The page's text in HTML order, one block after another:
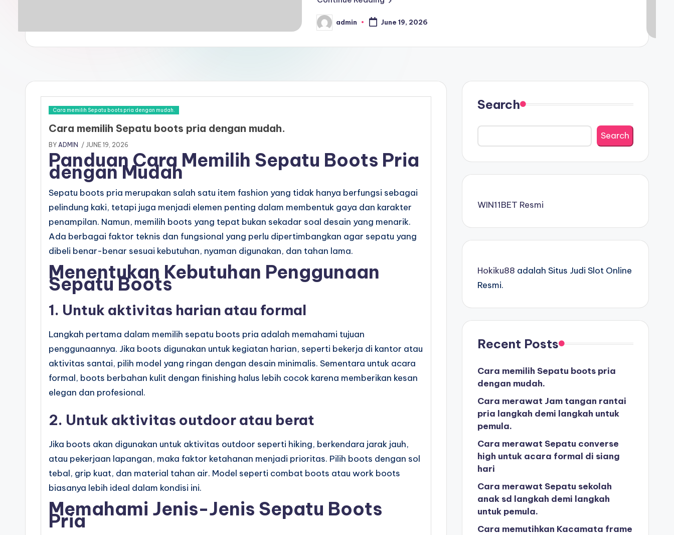
Posted
by
admin June 19, 2026
Cara memilih Sepatu boots pria dengan mudah.
Cara memilih Sepatu boots pria dengan mudah.
BY ADMIN / JUNE 19, 2026
Panduan Cara Memilih Sepatu Boots Pria
dengan Mudah
Sepatu boots pria merupakan salah satu item fashion yang tidak hanya berfungsi sebagai
pelindung kaki, tetapi juga menjadi elemen penting dalam membentuk gaya dan karakter
penampilan. Namun, memilih boots yang tepat bukan sekadar soal desain yang menarik.
Ada berbagai faktor teknis dan fungsional yang perlu dipertimbangkan agar sepatu yang
dibeli benar-benar sesuai kebutuhan, nyaman digunakan, dan tahan lama.
Menentukan Kebutuhan Penggunaan
Sepatu Boots
1. Untuk aktivitas harian atau formal
Langkah pertama dalam memilih sepatu boots pria adalah memahami tujuan
penggunaannya. Jika boots digunakan untuk kegiatan harian, seperti bekerja di kantor atau
aktivitas santai, pilih model yang ringan dengan desain minimalis. Sementara untuk acara
formal, boots berbahan kulit dengan finishing halus lebih cocok karena memberikan kesan
elegan dan profesional.
2. Untuk aktivitas outdoor atau berat
Jika boots akan digunakan untuk aktivitas outdoor seperti hiking, berkendara jarak jauh,
atau pekerjaan lapangan, maka faktor ketahanan menjadi prioritas. Pilih boots dengan sol
tebal, grip kuat, dan material tahan air. Model seperti combat boots atau work boots
biasanya lebih ideal dalam kondisi ini.
Memahami Jenis-Jenis Sepatu Boots
Pria
Search
Search
WIN11BET Resmi
Hokiku88 adalah Situs Judi Slot Online
Resmi.
Recent Posts
Cara memilih Sepatu boots pria
dengan mudah.
Cara merawat Jam tangan rantai
pria langkah demi langkah untuk
pemula.
Cara merawat Sepatu converse
high untuk acara formal di siang
hari
Cara merawat Sepatu sekolah
anak sd langkah demi langkah
untuk pemula.
Cara memutihkan Kacamata frame